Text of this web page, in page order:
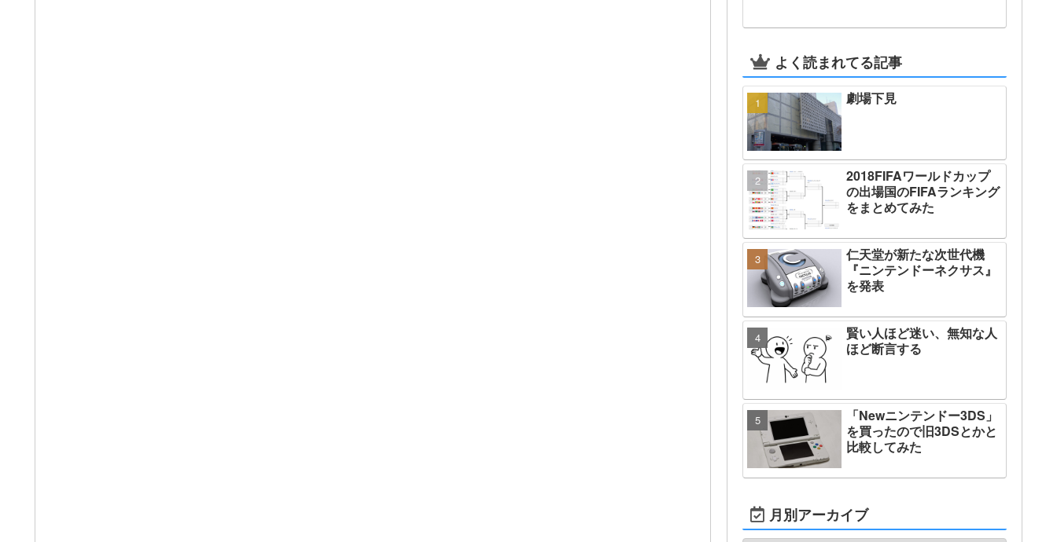
よく読まれてる記事
劇場下見
2018FIFAワールドカップ
の出場国のFIFAランキング
をまとめてみた
仁天堂が新たな次世代機
『ニンテンドーネクサス』
を発表
賢い人ほど迷い、無知な人
ほど断言する
「Newニンテンドー3DS」
を買ったので旧3DSとかと
比較してみた
月別アーカイブ